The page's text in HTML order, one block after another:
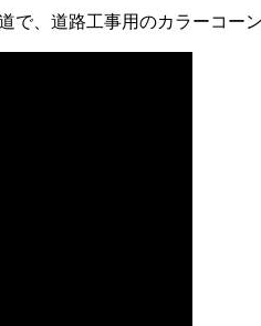
、道路工事用のカラーコー